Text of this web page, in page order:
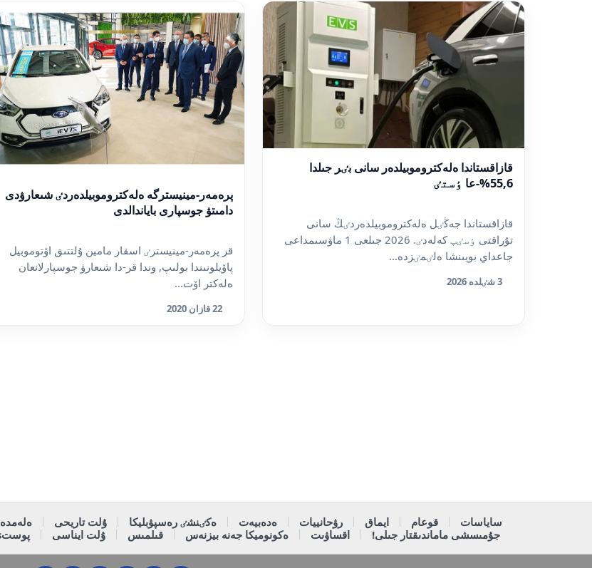
قازاقستاندا ەلەكتروموبيلدەر سانى بٸر جىلدا
55,6%-عا ٶستٸ
قازاقستاندا جەڭٸل ەلەكتروموبيلدەردٸڭ سانى
تۇراقتى ٶسٸپ كەلەدٸ. 2026 جىلعى 1 ماۋسىمداعى
جاعداي بويىنشا ەلٸمٸزدە...
3 شٸلدە 2026
پرەمەر-مينيسترگە ەلەكتروموبيلدەردٸ شىعارۋدى
دامىتۋ جوسپارى باياندالدى
قر پرەمەر-مينيسترٸ اسقار مامين ۇلتتىق اۆتوموبيل
پاۆيلونىندا بولىپ, وندا قر-دا شىعارۋ جوسپارلانعان
ەلەكتر اۆت...
22 قازان 2020
ساياسات قوعام ايماق رۋحانييات ەدەبيەت ەكٸنشٸ رەسپۋبليكا ۇلت تاريحى ەلەمدە
جۇمىسشى ماماندىقتار جىلى!
اقساۋىت ەكونوميكا جەنە بيزنەس قىلمىس ۇلت ايناسى پوستtimes